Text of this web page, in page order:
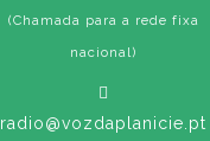
(Chamada para a rede fixa
nacional)
radio@vozdaplanicie.pt